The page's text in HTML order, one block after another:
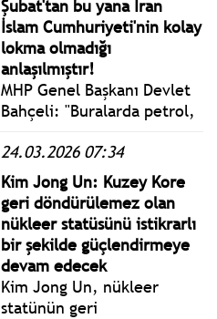
açıklama yaptı.
Şubat'tan bu yana İran
İslam Cumhuriyeti'nin kolay
lokma olmadığı
anlaşılmıştır!
MHP Genel Başkanı Devlet
Bahçeli: "Buralarda petrol,
bitmedikçe savaşlar da
bitmeyecektir. Görünen
odur ki bu kaynaklar
tükenmedikçe gözyaşları
dinmeyecektir."
24.03.2026 07:34
Kim Jong Un: Kuzey Kore
geri döndürülemez olan
nükleer statüsünü istikrarlı
bir şekilde güçlendirmeye
devam edecek
Kim Jong Un, nükleer
statünün geri